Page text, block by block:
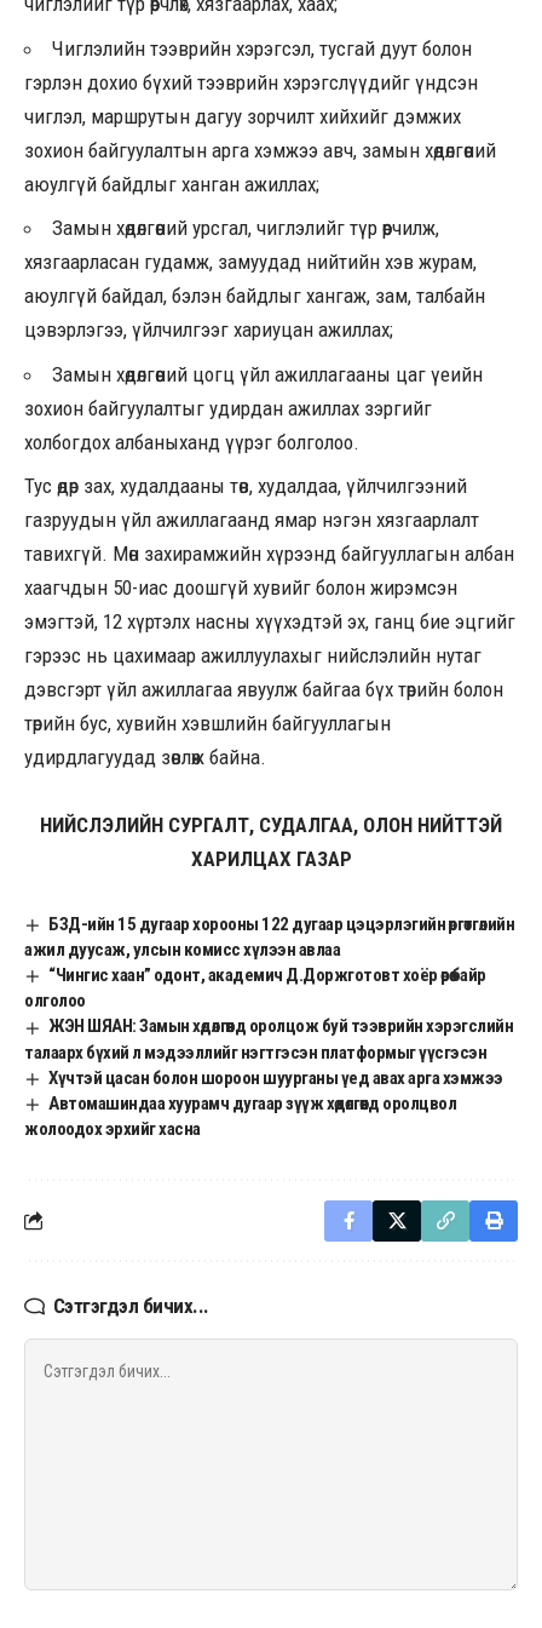
Чиглэлийн тээврийн хэрэгсэл, тусгай дуут болон
гэрлэн дохио бүхий тээврийн хэрэгслүүдийг үндсэн
чиглэл, маршрутын дагуу зорчилт хийхийг дэмжих
зохион байгуулалтын арга хэмжээ авч, замын хөдөлгөөний
аюулгүй байдлыг ханган ажиллах;
Замын хөдөлгөөний урсгал, чиглэлийг түр өөрчилж,
хязгаарласан гудамж, замуудад нийтийн хэв журам,
аюулгүй байдал, бэлэн байдлыг хангаж, зам, талбайн
цэвэрлэгээ, үйлчилгээг хариуцан ажиллах;
Замын хөдөлгөөний цогц үйл ажиллагааны цаг үеийн
зохион байгуулалтыг удирдан ажиллах зэргийг
холбогдох албаныханд үүрэг болголоо.
Тус өдөр зах, худалдааны төв, худалдаа, үйлчилгээний
газруудын үйл ажиллагаанд ямар нэгэн хязгаарлалт
тавихгүй. Мөн захирамжийн хүрээнд байгууллагын албан
хаагчдын 50-иас доошгүй хувийг болон жирэмсэн
эмэгтэй, 12 хүртэлх насны хүүхэдтэй эх, ганц бие эцгийг
гэрээс нь цахимаар ажиллуулахыг нийслэлийн нутаг
дэвсгэрт үйл ажиллагаа явуулж байгаа бүх төрийн болон
төрийн бус, хувийн хэвшлийн байгууллагын
удирдлагуудад зөвлөж байна.
НИЙСЛЭЛИЙН СУРГАЛТ, СУДАЛГАА, ОЛОН НИЙТТЭЙ
ХАРИЛЦАХ ГАЗАР
БЗД-ийн 15 дугаар хорооны 122 дугаар цэцэрлэгийн өргөтгөлийн
ажил дуусаж, улсын комисс хүлээн авлаа
“Чингис хаан” одонт, академич Д.Доржготовт хоёр өрөө байр
олголоо
ЖЭН ШЯАН: Замын хөдөлгөөнд оролцож буй тээврийн хэрэгслийн
талаарх бүхий л мэдээллийг нэгтгэсэн платформыг үүсгэсэн
Хүчтэй цасан болон шороон шуурганы үед авах арга хэмжээ
Автомашиндаа хуурамч дугаар зүүж хөдөлгөөнд оролцвол
жолоодох эрхийг хасна
Сэтгэгдэл бичих...